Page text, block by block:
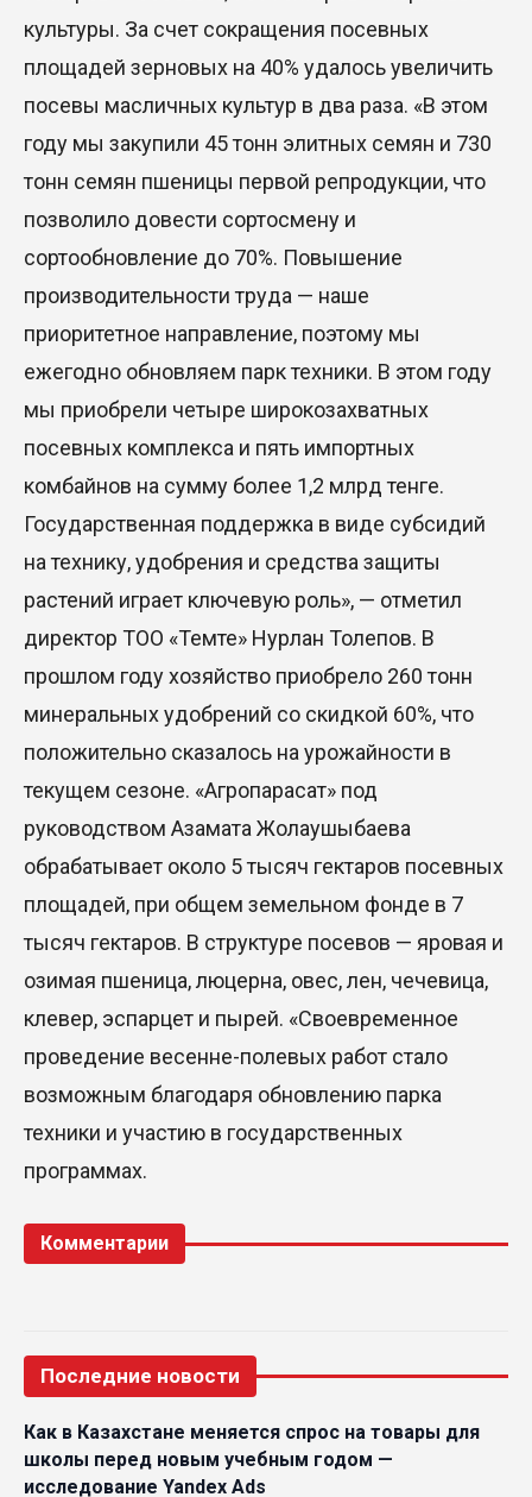
культуры. За счет сокращения посевных
площадей зерновых на 40% удалось увеличить
посевы масличных культур в два раза. «В этом
году мы закупили 45 тонн элитных семян и 730
тонн семян пшеницы первой репродукции, что
позволило довести сортосмену и
сортообновление до 70%. Повышение
производительности труда — наше
приоритетное направление, поэтому мы
ежегодно обновляем парк техники. В этом году
мы приобрели четыре широкозахватных
посевных комплекса и пять импортных
комбайнов на сумму более 1,2 млрд тенге.
Государственная поддержка в виде субсидий
на технику, удобрения и средства защиты
растений играет ключевую роль», — отметил
директор ТОО «Темте» Нурлан Толепов. В
прошлом году хозяйство приобрело 260 тонн
минеральных удобрений со скидкой 60%, что
положительно сказалось на урожайности в
текущем сезоне. «Агропарасат» под
руководством Азамата Жолаушыбаева
обрабатывает около 5 тысяч гектаров посевных
площадей, при общем земельном фонде в 7
тысяч гектаров. В структуре посевов — яровая и
озимая пшеница, люцерна, овес, лен, чечевица,
клевер, эспарцет и пырей. «Своевременное
проведение весенне-полевых работ стало
возможным благодаря обновлению парка
техники и участию в государственных
программах.
Комментарии
Последние новости
Как в Казахстане меняется спрос на товары для
школы перед новым учебным годом —
исследование Yandex Ads